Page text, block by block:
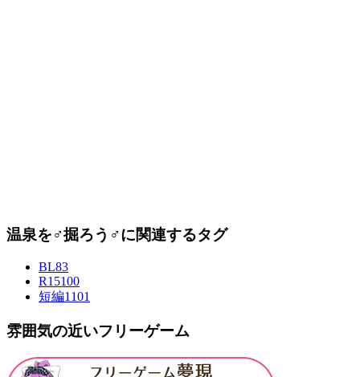
温泉を♂掘ろう♂に関連するタグ
BL83
R15100
短編1101
雰囲気の近いフリーゲーム